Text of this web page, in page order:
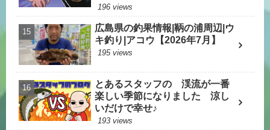
196 views
広島県の釣果情報|鞆の浦周辺|ウ
キ釣り|アコウ【2026年7月】
195 views
とあるスタッフの 渓流が一番
楽しい季節になりました 涼し
いだけで幸せ♪
193 views